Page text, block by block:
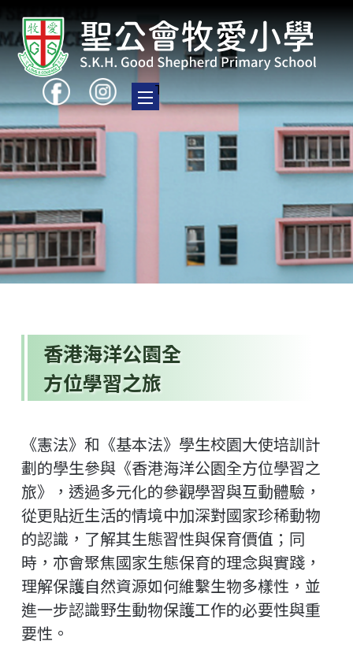
Toggle main menu visibility
香港海洋公園全
方位學習之旅
《憲法》和《基本法》學生校園大使培訓計
劃的學生參與《香港海洋公園全方位學習之
旅》，透過多元化的參觀學習與互動體驗，
從更貼近生活的情境中加深對國家珍稀動物
的認識，了解其生態習性與保育價值；同
時，亦會聚焦國家生態保育的理念與實踐，
理解保護自然資源如何維繫生物多樣性，並
進一步認識野生動物保護工作的必要性與重
要性。